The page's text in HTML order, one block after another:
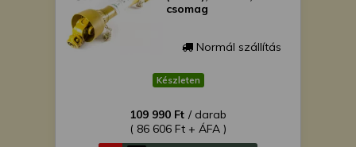
csomag
Normál szállítás
Készleten
109 990 Ft / darab
( 86 606 Ft + ÁFA )